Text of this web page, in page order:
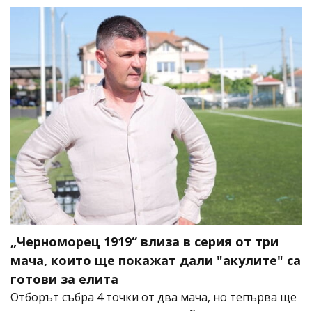
„Черноморец 1919“ влиза в серия от три
мача, които ще покажат дали "акулите" са
готови за елита
Отборът събра 4 точки от два мача, но тепърва ще